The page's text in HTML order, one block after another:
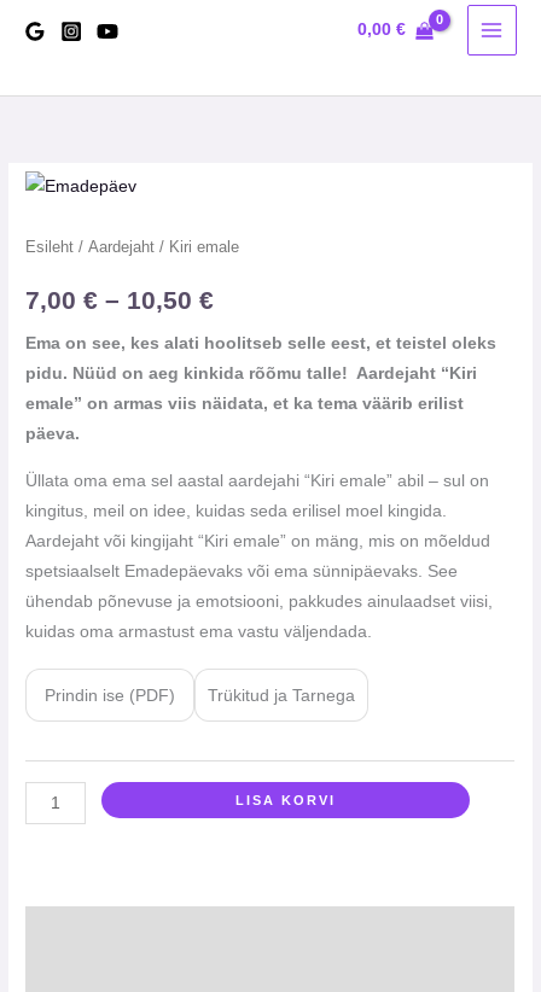
0,00€
Esileht /Aardejaht / Kiri emale
7,00€ – 10,50€
7,00 €
10,50 €
Ema on see, kes alati hoolitseb selle eest, et teistel oleks
pidu. Nüüd on aeg kinkida rõõmu talle! Aardejaht “Kiri
emale” on armas viis näidata, et ka tema väärib erilist
päeva.
Üllata oma ema sel aastal aardejahi “Kiri emale” abil – sul on
kingitus, meil on idee, kuidas seda erilisel moel kingida.
Aardejaht või kingijaht “Kiri emale” on mäng, mis on mõeldud
spetsiaalselt Emadepäevaks või ema sünnipäevaks. See
ühendab põnevuse ja emotsiooni, pakkudes ainulaadset viisi,
kuidas oma armastust ema vastu väljendada.
Prindin ise (PDF) Trükitud ja Tarnega
Kiri
kogus
LISA KORVI